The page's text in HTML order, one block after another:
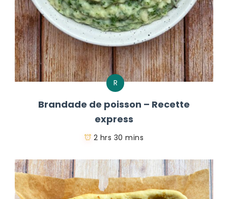
R
Brandade de poisson – Recette
express
2 hrs 30 mins